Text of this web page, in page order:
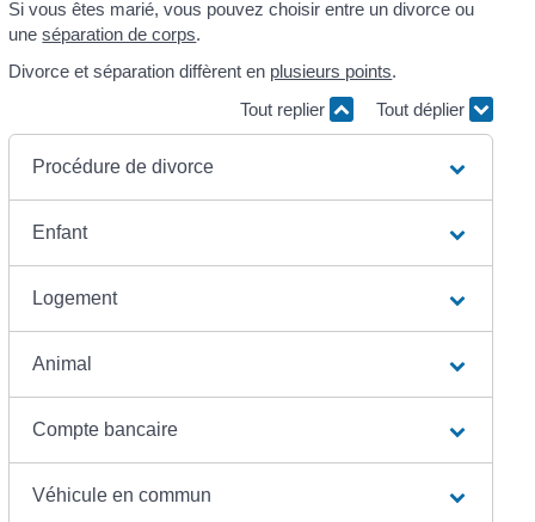
Si vous êtes marié, vous pouvez choisir entre un divorce ou
uneséparation de corps.
Divorce et séparation diffèrent en plusieurs points.
Tout replier
Tout déplier
Procédure de divorce
Enfant
Logement
Animal
Compte bancaire
Véhicule en commun